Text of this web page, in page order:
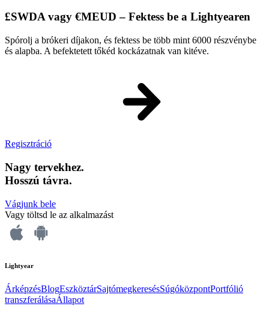
£SWDA vagy €MEUD – Fektess be a Lightyearen
Spórolj a brókeri díjakon, és fektess be több mint 6000 részvénybe
és alapba. A befektetett tőkéd kockázatnak van kitéve.
Regisztráció
Nagy tervekhez.
Hosszú távra.
Vágjunk bele
Vagy töltsd le az alkalmazást
Lightyear
ÁrképzésBlogEszköztárSajtómegkeresésSúgóközpontPortfólió
transzferálásaÁllapot